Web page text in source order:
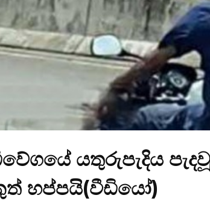
යතුරුපැදිය
හප්පයි(වීඩියෝ)